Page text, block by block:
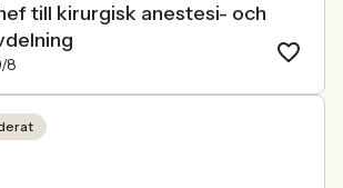
till kirurgisk anestesi- och
8